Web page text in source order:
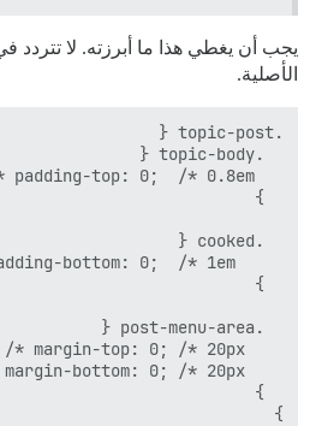
يجب أن يغطي هذا ما أبرزته. لا تتردد
الأصلية.
}